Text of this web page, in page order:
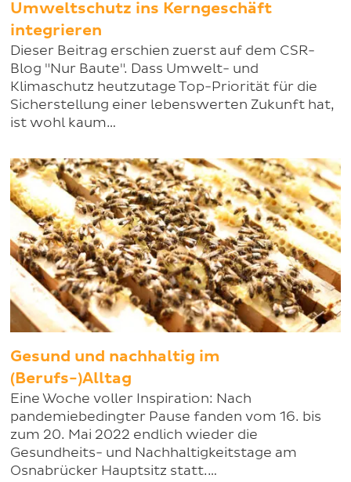
Umweltschutz ins Kerngeschäft
integrieren
Dieser Beitrag erschien zuerst auf dem CSR-
Blog "Nur Baute". Dass Umwelt- und
Klimaschutz heutzutage Top-Priorität für die
Sicherstellung einer lebenswerten Zukunft hat,
ist wohl kaum…
Gesund und nachhaltig im
(Berufs-)Alltag
Eine Woche voller Inspiration: Nach
pandemiebedingter Pause fanden vom 16. bis
zum 20. Mai 2022 endlich wieder die
Gesundheits- und Nachhaltigkeitstage am
Osnabrücker Hauptsitz statt.…